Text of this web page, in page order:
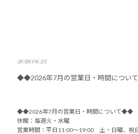
2026.06.25
◆◆2026年7月の営業日・時間につい
◆◆2026年7月の営業日・時間について◆◆
休館：毎週火・水曜
営業時間：平日11:00～19:00 土・日曜、祝